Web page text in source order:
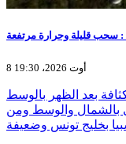
: سحب قليلة وحرارة مرتفعة
8 أوت 2026، 19:30
بعد الظهر بالوسط
بالشمال والوسط ومن